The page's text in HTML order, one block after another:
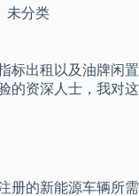
未分类
标出租以及油牌闲置
的资深人士，我对这
册的新能源车辆所需